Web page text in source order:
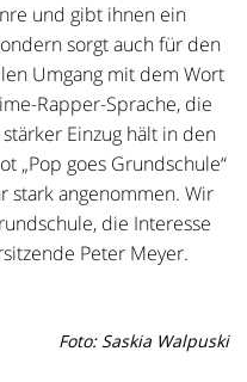
und gibt ihnen ein
sorgt auch für den
Umgang mit dem Wort
Rapper-Sprache, die
Einzug hält in den
„Pop goes Grundschule“
stark angenommen. Wir
die Interesse
Peter Meyer.
Foto: Saskia Walpuski